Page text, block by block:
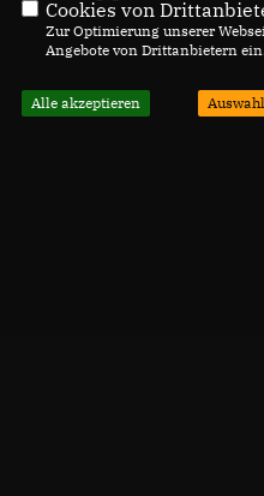
Cookies von
Zur Optimierung unserer
Angebote von Drittanbietern
Alle akzeptieren